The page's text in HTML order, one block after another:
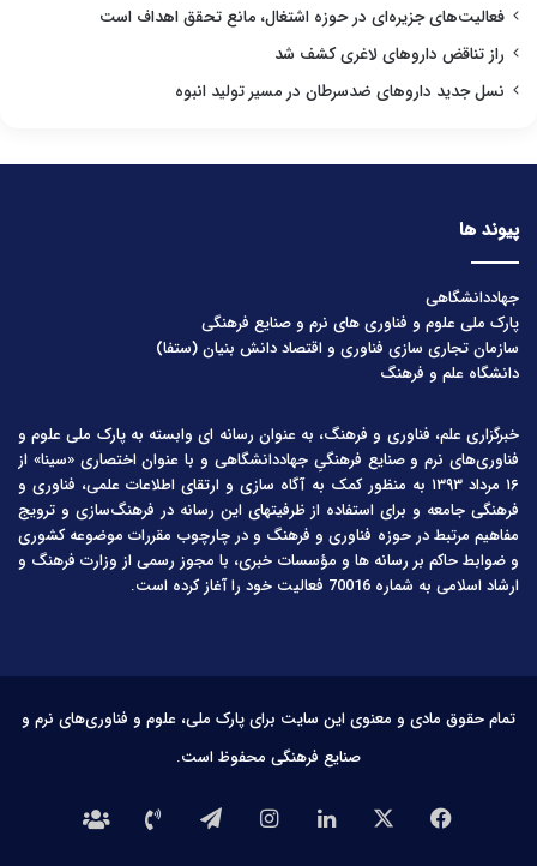
فعالیت‌های جزیره‌ای در حوزه اشتغال، مانع تحقق اهداف است
راز تناقض داروهای لاغری کشف شد
نسل جدید داروهای ضدسرطان در مسیر تولید انبوه
پیوند ها
جهاددانشگاهی
پارک ملی علوم و فناوری های نرم و صنایع فرهنگی
سازمان تجاری سازی فناوری و اقتصاد دانش بنیان (ستفا)
دانشگاه علم و فرهنگ
خبرگزاری علم، فناوری و فرهنگ، به عنوان رسانه ای وابسته به پارک ملی علوم و
فناوری‌های نرم و صنایع فرهنگیِ جهاددانشگاهی و با عنوان اختصاری «سینا» از
۱۶ مرداد ۱۳۹۳ به منظور کمک به آگاه سازی و ارتقای اطلاعات علمی، فناوری و
فرهنگی جامعه و برای استفاده از ظرفیتهای این رسانه در فرهنگ‌سازی و ترویج
مفاهیم مرتبط در حوزه فناوری و فرهنگ و در چارچوب مقررات موضوعه کشوری
و ضوابط حاکم بر رسانه ها و مؤسسات خبری، با مجوز رسمی از وزارت فرهنگ و
ارشاد اسلامی به شماره 70016 فعالیت خود را آغاز کرده است.
تمام حقوق مادی و معنوی این سایت برای پارک ملی، علوم و فناوری‌های نرم و
صنایع فرهنگی محفوظ است.
فیس
لینکدیناینستاگرامتلگرامتماس درباره